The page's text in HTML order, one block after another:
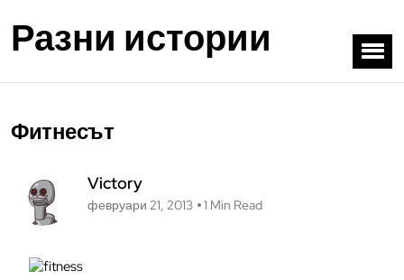
Разни истории
Фитнесът
Victory
февруари 21, 2013 1 Min Read